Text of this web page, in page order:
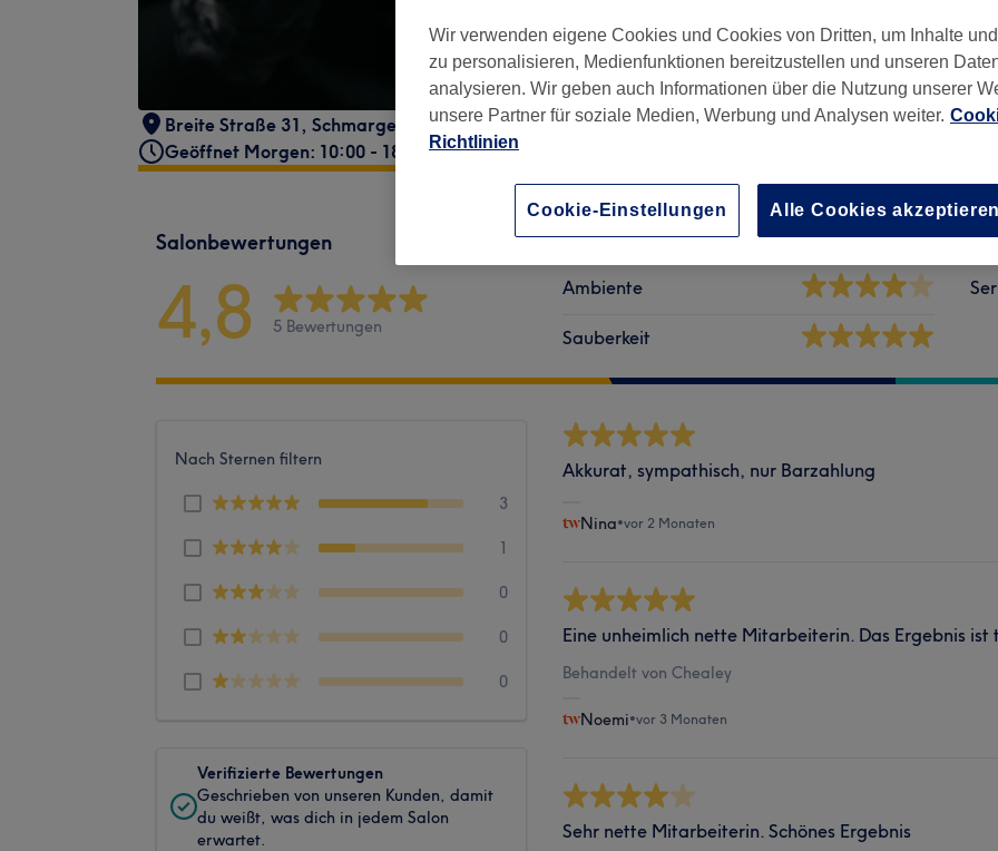
Breite Straße 31 , Schmargendorf, Berlin, 14199
Geöffnet Morgen: 10:00 - 18:00
Salonbewertungen
4,8 5 Bewertungen
Ambiente
Sauberkeit
Nach Sternen filtern
3
1
0
0
0
Verifizierte Bewertungen
Geschrieben von unseren Kunden, damit
du weißt, was dich in jedem Salon
erwartet.
Akkurat, sympathisch, nur Barzahlung
Nina•vor 2 Monaten
Eine unheimlich nette Mitarbeiterin. Das Ergebnis ist
Behandelt von Chealey
Noemi•vor 3 Monaten
Sehr nette Mitarbeiterin. Schönes Ergebnis
Wir verwenden eigene Cookies und Cookies von Dritten, um Inhalte
zu personalisieren, Medienfunktionen bereitzustellen und unseren
analysieren. Wir geben auch Informationen über die Nutzung unserer
unsere Partner für soziale Medien, Werbung und Analysen weiter.
Richtlinien
Cookie-Einstellungen Alle Cookies akzeptieren